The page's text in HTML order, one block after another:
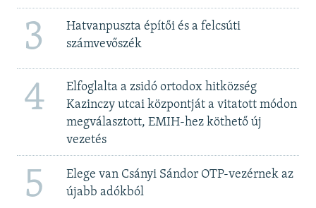
3
Hatvanpuszta építői és a felcsúti
számvevőszék
4
Elfoglalta a zsidó ortodox hitközség
Kazinczy utcai központját a vitatott módon
megválasztott, EMIH-hez köthető új
vezetés
5
Elege van Csányi Sándor OTP-vezérnek az
újabb adókból